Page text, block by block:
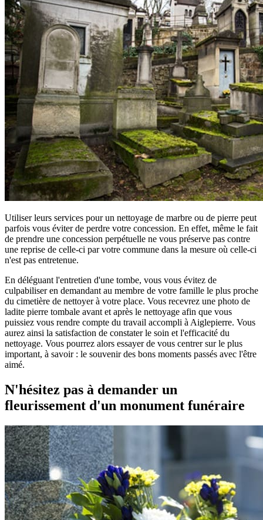
Utiliser leurs services pour un nettoyage de marbre ou de pierre peut
parfois vous éviter de perdre votre concession. En effet, même le fait
de prendre une concession perpétuelle ne vous préserve pas contre
une reprise de celle-ci par votre commune dans la mesure où celle-ci
n'est pas entretenue.
En déléguant l'entretien d'une tombe, vous vous évitez de
culpabiliser en demandant au membre de votre famille le plus proche
du cimetière de nettoyer à votre place. Vous recevrez une photo de
ladite pierre tombale avant et après le nettoyage afin que vous
puissiez vous rendre compte du travail accompli à Aiglepierre. Vous
aurez ainsi la satisfaction de constater le soin et l'efficacité du
nettoyage. Vous pourrez alors essayer de vous centrer sur le plus
important, à savoir : le souvenir des bons moments passés avec l'être
aimé.
N'hésitez pas à demander un
fleurissement d'un monument funéraire